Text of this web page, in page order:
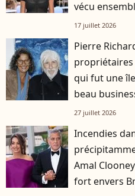
vécu
17 juillet 2026
Pierre
qui fut une
beau
27 juillet 2026
Incendies
Amal
fort envers